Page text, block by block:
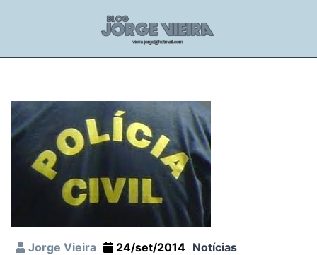
Jorge Vieira 24/set/2014 Notícias